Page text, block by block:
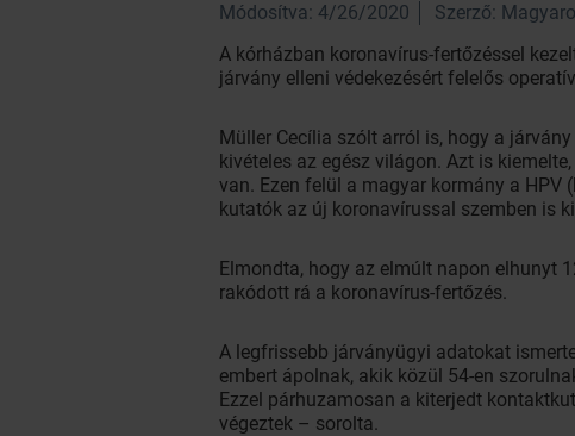
Módosítva: 4/26/2020 Szerző:
A kórházban koronavírus-fertőzéssel
járvány elleni védekezésért felelős
Müller Cecília szólt arról is, hogy a
kivételes az egész világon. Azt is
van. Ezen felül a magyar kormány a
kutatók az új koronavírussal szemben is
Elmondta, hogy az elmúlt napon elhunyt
rakódott rá a koronavírus-fertőzés.
A legfrissebb járványügyi adatokat
embert ápolnak, akik közül 54-en
Ezzel párhuzamosan a kiterjedt
végeztek – sorolta.